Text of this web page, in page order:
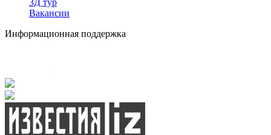
Вакансии
Информационная поддержка